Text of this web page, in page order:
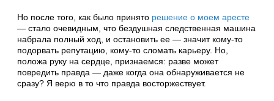
Но после того, как было принято решение о моем аресте
— стало очевидным, что бездушная следственная машина
набрала полный ход, и остановить ее — значит кому-то
подорвать репутацию, кому-то сломать карьеру. Но,
положа руку на сердце, признаемся: разве может
повредить правда — даже когда она обнаруживается не
сразу? Я верю в то что правда восторжествует.